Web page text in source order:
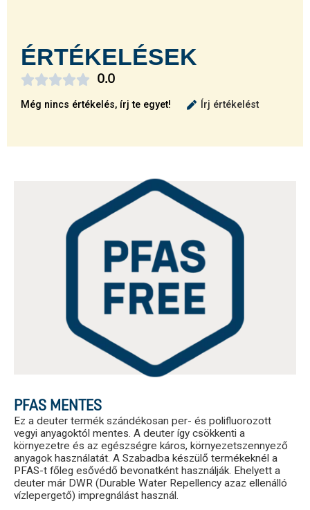
ÉRTÉKELÉSEK
0.0

Még nincs értékelés, írj te egyet! Írj értékelést
PFAS MENTES
Ez a deuter termék szándékosan per- és polifluorozott
vegyi anyagoktól mentes. A deuter így csökkenti a
környezetre és az egészségre káros, környezetszennyező
anyagok használatát. A Szabadba készülő termékeknél a
PFAS-t főleg esővédő bevonatként használják. Ehelyett a
deuter már DWR (Durable Water Repellency azaz ellenálló
vízlepergető) impregnálást használ.